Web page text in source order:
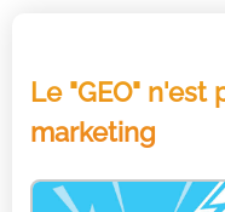
Le "GEO"
marketing